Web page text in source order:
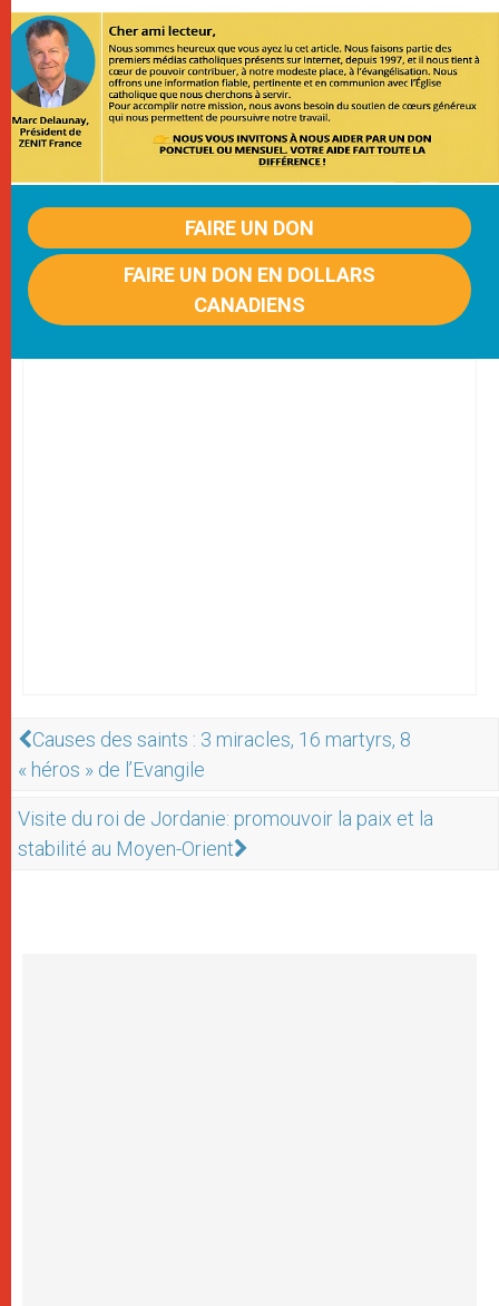
FAIRE UN DON
FAIRE UN DON EN DOLLARS
CANADIENS
Causes des saints : 3 miracles, 16 martyrs, 8
« héros » de l’Evangile
Visite du roi de Jordanie: promouvoir la paix et la
stabilité au Moyen-Orient